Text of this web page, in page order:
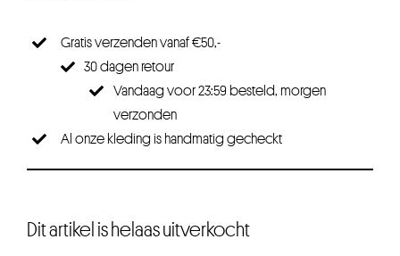
Gratis verzenden vanaf €50,-
30 dagen retour
Vandaag voor 23:59 besteld, morgen
verzonden
Al onze kleding is handmatig gecheckt
Dit artikel is helaas uitverkocht